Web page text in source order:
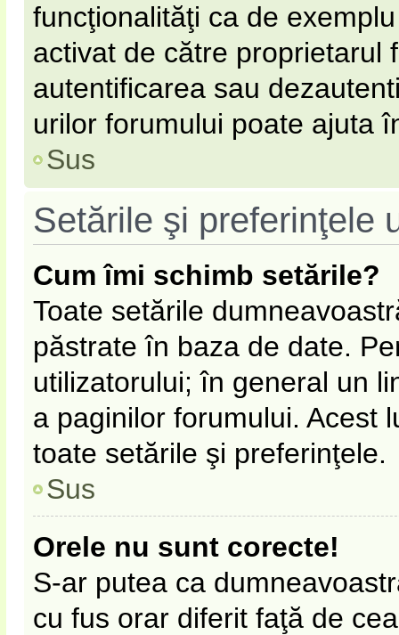
funcţionalităţi ca de
activat de către proprietarul
autentificarea sau
urilor forumului poate ajuta
Sus
Setările şi preferinţele
Cum îmi schimb setările?
Toate setările
păstrate în baza de date.
utilizatorului; în general un
a paginilor forumului. Acest
toate setările şi preferinţele.
Sus
Orele nu sunt corecte!
S-ar putea ca
cu fus orar diferit faţă de